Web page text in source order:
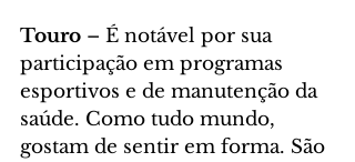
Touro – É notável por sua
participação em programas
esportivos e de manutenção da
saúde. Como tudo mundo,
gostam de sentir em forma. São